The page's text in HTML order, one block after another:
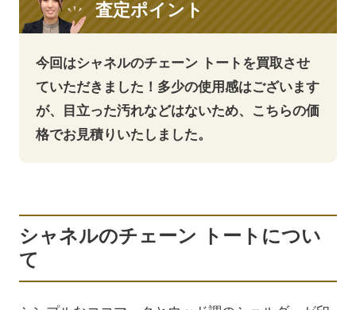
査定ポイント
今回はシャネルのチェーン トートを買取させ
ていただきました！多少の使用感はございます
が、目立った汚れなどはないため、こちらの価
格でお見積りいたしました。
シャネルのチェーン トートについ
て